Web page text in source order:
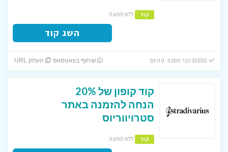
קוד ללא תפוגה
השג קוד
שיתוף בוואטסאפ העתק URL
קוד קופון של 20%
הנחה להזמנה באתר
סטרויווריוס
קוד ללא תפוגה